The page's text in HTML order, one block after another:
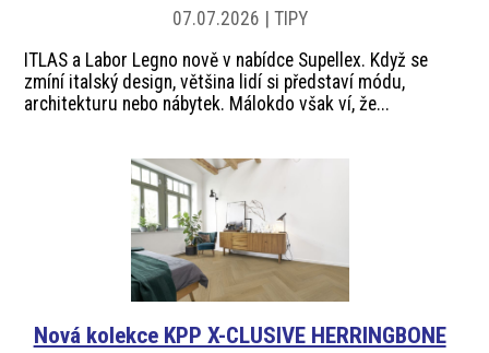
07.07.2026 | TIPY
ITLAS a Labor Legno nově v nabídce Supellex. Když se
zmíní italský design, většina lidí si představí módu,
architekturu nebo nábytek. Málokdo však ví, že...
Nová kolekce KPP X-CLUSIVE HERRINGBONE